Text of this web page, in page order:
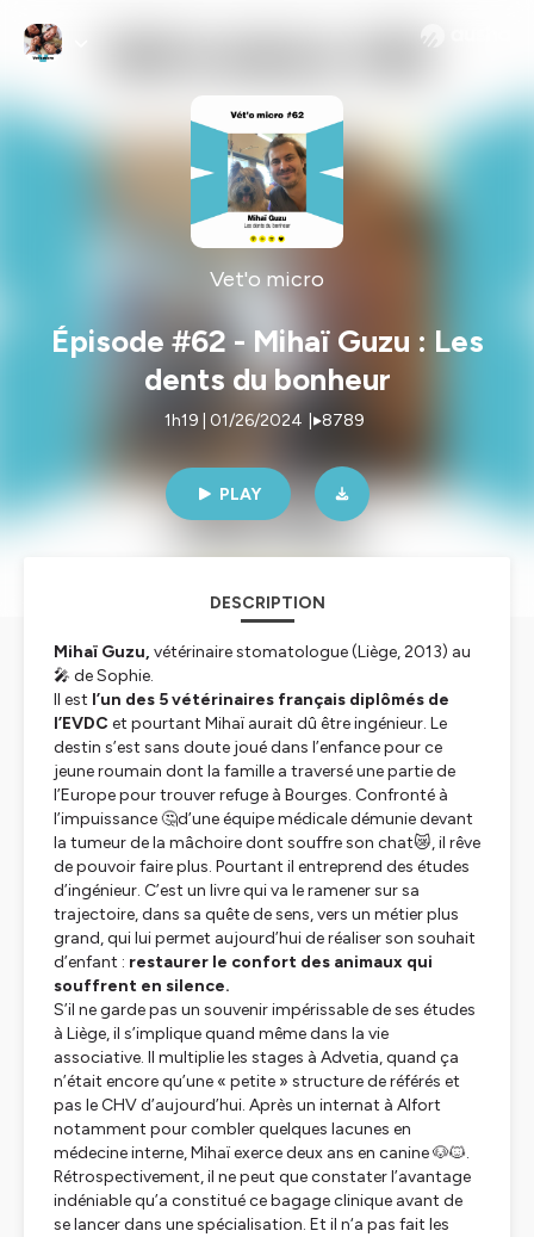
Vet'o micro
Épisode #62 - Mihaï Guzu : Les
dents du bonheur
1h19 | 01/26/2024 8789
PLAY
DESCRIPTION
Mihaï Guzu, vétérinaire stomatologue(Liège, 2013) au
🎤 de Sophie.
Il est l’un des 5 vétérinaires français diplômés de
l’EVDC et pourtant Mihaï aurait dû être ingénieur. Le
destin s’est sans doute joué dans l’enfance pour ce
jeune roumain dont la famille a traversé une partie de
l’Europe pour trouver refuge à Bourges. Confronté à
l’impuissance 🤔d’une équipe médicale démunie devant
la tumeur de la mâchoire dont souffre son chat😿, il rêve
de pouvoir faire plus. Pourtant il entreprend des études
d’ingénieur. C’est un livre qui va le ramener sur sa
trajectoire, dans sa quête de sens, vers un métier plus
grand, qui lui permet aujourd’hui de réaliser son souhait
d’enfant : restaurer le confort des animaux qui
souffrent en silence.
S’il ne garde pas un souvenir impérissable de ses études
à Liège, il s’implique quand même dans la vie
associative. Il multiplie les stages à Advetia, quand ça
n’était encore qu’une « petite » structure de référés et
pas le CHV d’aujourd’hui. Après un internat à Alfort
notamment pour combler quelques lacunes en
médecine interne, Mihaï exerce deux ans en canine 🐶🐱.
Rétrospectivement, il ne peut que constater l’avantage
indéniable qu’a constitué ce bagage clinique avant de
se lancer dans une spécialisation. Et il n‘a pas fait les